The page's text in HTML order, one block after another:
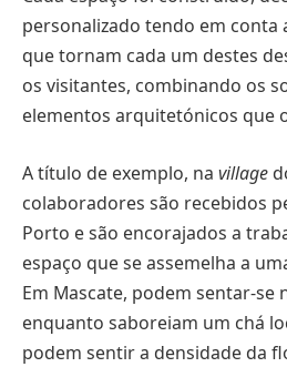
personalizado tendo em conta
que tornam cada um destes
os visitantes, combinando os
elementos arquitetónicos que
A título de exemplo, na village
colaboradores são recebidos
Porto e são encorajados a
espaço que se assemelha a
Em Mascate, podem sentar-se
enquanto saboreiam um chá
podem sentir a densidade da